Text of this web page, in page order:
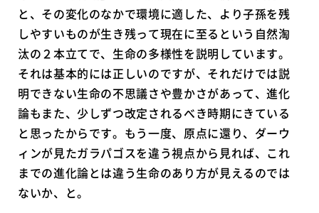
と、その変化のなかで環境に適した、より子孫を残
しやすいものが生き残って現在に至るという自然淘
汰の２本立てで、生命の多様性を説明しています。
それは基本的には正しいのですが、それだけでは説
明できない生命の不思議さや豊かさがあって、進化
論もまた、少しずつ改定されるべき時期にきている
と思ったからです。もう一度、原点に還り、ダーウ
ィンが見たガラパゴスを違う視点から見れば、これ
までの進化論とは違う生命のあり方が見えるのでは
ないか、と。